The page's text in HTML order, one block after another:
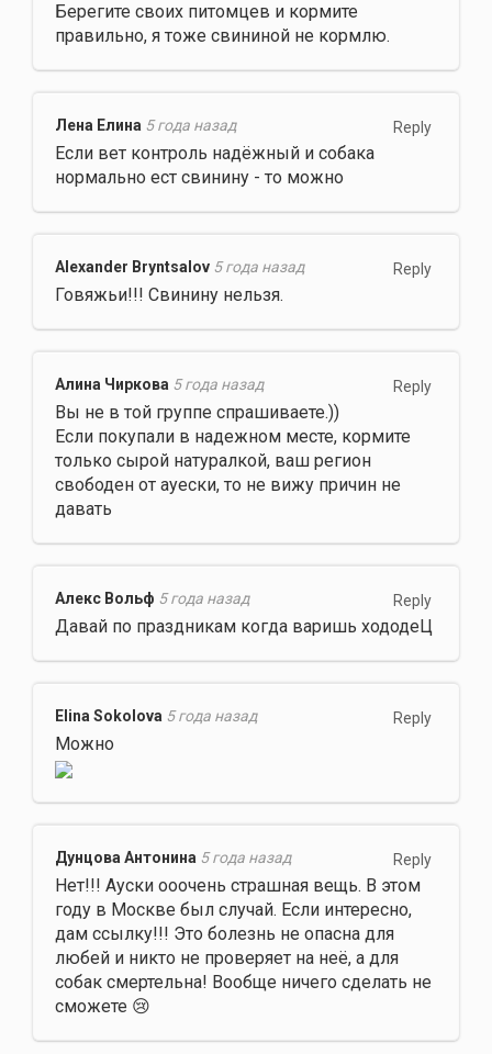
Берегите своих питомцев и кормите
правильно, я тоже свининой не кормлю.
Reply
Лена Елина 5 года назад
Если вет контроль надёжный и собака
нормально ест свинину - то можно
Reply
Alexander Bryntsalov 5 года назад
Говяжьи!!! Свинину нельзя.
Reply
Алина Чиркова 5 года назад
Вы не в той группе спрашиваете.))
Если покупали в надежном месте, кормите
только сырой натуралкой, ваш регион
свободен от ауески, то не вижу причин не
давать
Reply
Алекс Вольф 5 года назад
Давай по праздникам когда варишь хододеЦ
Reply
Elina Sokolova 5 года назад
Можно
Reply
Дунцова Антонина 5 года назад
Нет!!! Ауски ооочень страшная вещь. В этом
году в Москве был случай. Если интересно,
дам ссылку!!! Это болезнь не опасна для
любей и никто не проверяет на неё, а для
собак смертельна! Вообще ничего сделать не
сможете 😢